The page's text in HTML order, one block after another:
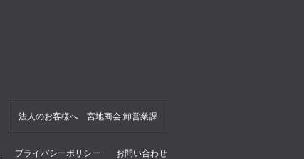
法人のお客様へ 宮地商会 卸営業課
プライバシーポリシー お問い合わせ